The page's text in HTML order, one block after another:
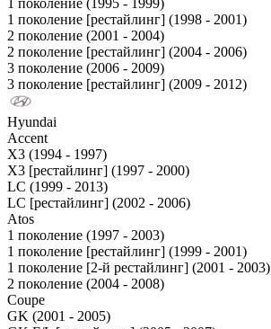
1 поколение (1995 - 1999)
1 поколение [рестайлинг] (1998 - 2001)
2 поколение (2001 - 2004)
2 поколение [рестайлинг] (2004 - 2006)
3 поколение (2006 - 2009)
3 поколение [рестайлинг] (2009 - 2012)
Hyundai
Accent
X3 (1994 - 1997)
X3 [рестайлинг] (1997 - 2000)
LC (1999 - 2013)
LC [рестайлинг] (2002 - 2006)
Atos
1 поколение (1997 - 2003)
1 поколение [рестайлинг] (1999 - 2001)
1 поколение [2-й рестайлинг] (2001 - 2003)
2 поколение (2004 - 2008)
Coupe
GK (2001 - 2005)